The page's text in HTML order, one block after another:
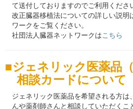
て送付しておりますのでご利用くださ
改正臓器移植法についての詳しい説明
ワークをご覧ください。
社団法人臓器ネットワークはこちら
ジェネリック医薬品（
相談カードについて
ジェネリック医薬品を希望される方は
んや薬剤師さんと相談していただくこ